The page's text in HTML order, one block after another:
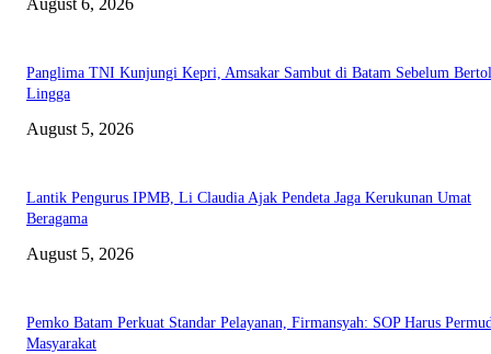
August 6, 2026
Panglima TNI Kunjungi Kepri, Amsakar Sambut di Batam Sebelum
Lingga
August 5, 2026
Lantik Pengurus IPMB, Li Claudia Ajak Pendeta Jaga Kerukunan Umat
Beragama
August 5, 2026
Pemko Batam Perkuat Standar Pelayanan, Firmansyah: SOP Harus
Masyarakat